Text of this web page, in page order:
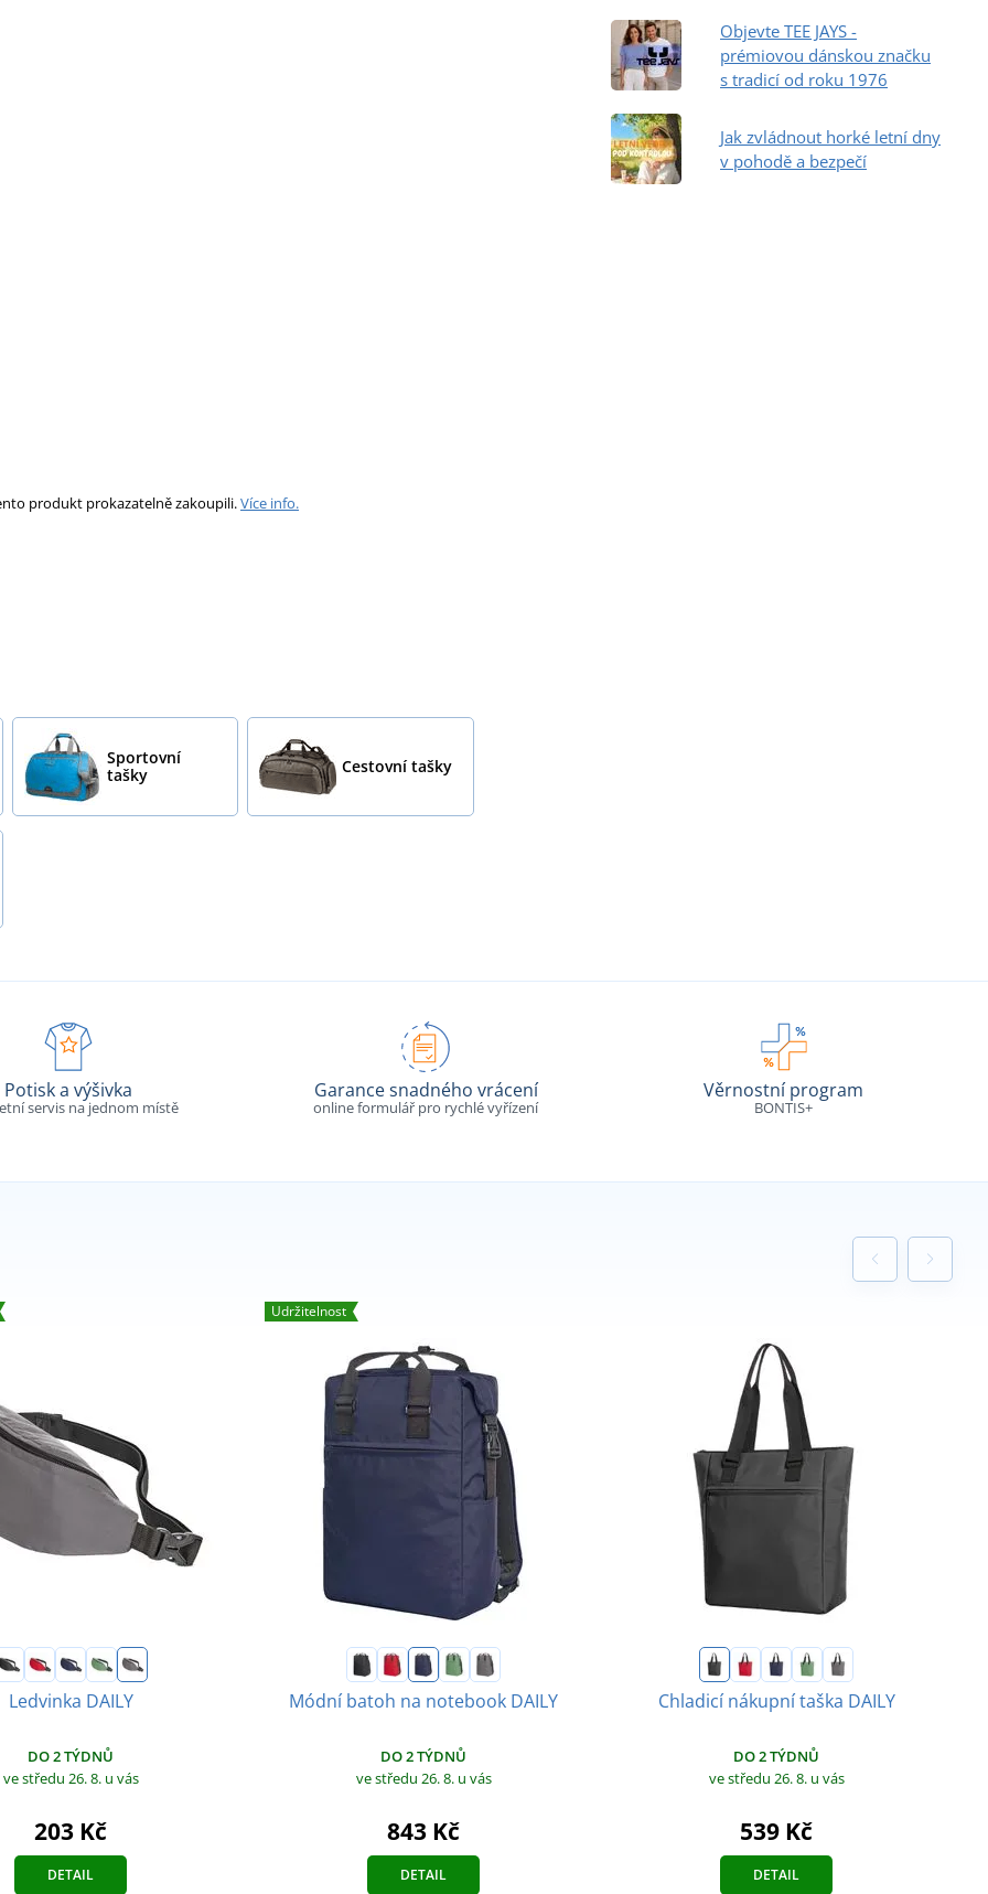
produkt prokazatelně zakoupili.Více info.
Sportovní
tašky
Cestovní tašky
Objevte TEE JAYS -
prémiovou dánskou značku
s tradicí od roku 1976
Jak zvládnout horké letní dny
v pohodě a bezpečí
Potisk a výšivka
servis na jednom místě
Garance snadného vrácení
online formulář pro rychlé vyřízení
Věrnostní program
BONTIS+
Ledvinka DAILY
DO 2 TÝDNŮ
ve středu 26. 8. u vás
203 Kč
DETAIL
Udržitelnost
Módní batoh na notebook DAILY
DO 2 TÝDNŮ
ve středu 26. 8. u vás
843 Kč
DETAIL
Chladicí nákupní taška DAILY
DO 2 TÝDNŮ
ve středu 26. 8. u vás
539 Kč
DETAIL